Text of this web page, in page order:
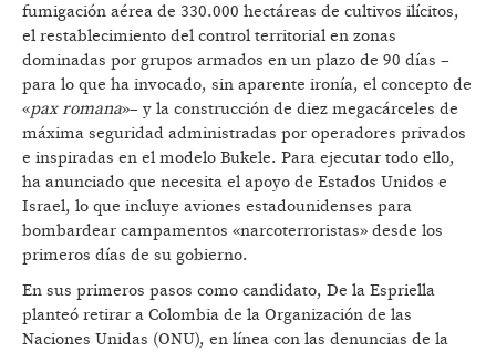
fumigación aérea de 330.000 hectáreas de cultivos ilícitos,
el restablecimiento del control territorial en zonas
dominadas por grupos armados en un plazo de 90 días –
para lo que ha invocado, sin aparente ironía, el concepto de
«pax romana»– y la construcción de diez megacárceles de
máxima seguridad administradas por operadores privados
e inspiradas en el modelo Bukele. Para ejecutar todo ello,
ha anunciado que necesita el apoyo de Estados Unidos e
Israel, lo que incluye aviones estadounidenses para
bombardear campamentos «narcoterroristas» desde los
primeros días de su gobierno.
En sus primeros pasos como candidato, De la Espriella
planteó retirar a Colombia de la Organización de las
Naciones Unidas (ONU), en línea con las denuncias de la